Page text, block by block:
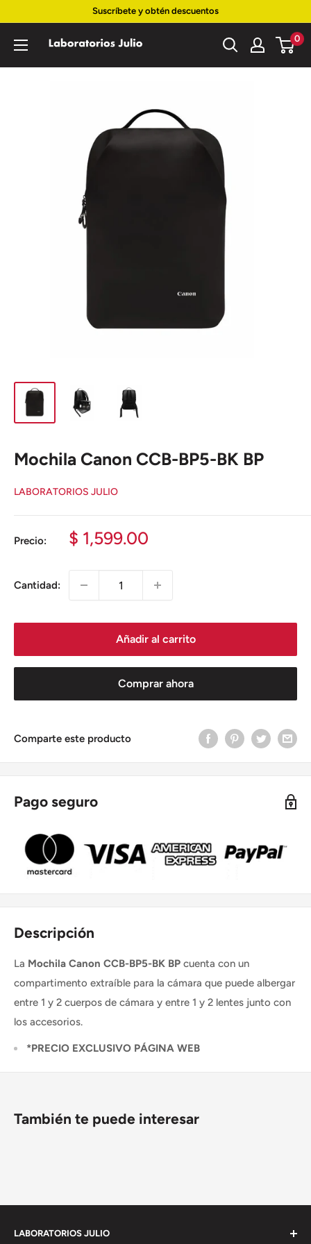
contenido
Suscríbete y obtén descuentos
Laboratorios
0
Mochila Canon CCB-BP5-BK BP
LABORATORIOS JULIO
Precio:
Precio
$ 1,599.00
Cantidad:
Añadir al carrito
Comprar ahora
Comparte este producto
Pago seguro
Descripción
La Mochila Canon CCB-BP5-BK BP cuenta con un
compartimento extraíble para la cámara que puede albergar
entre 1 y 2 cuerpos de cámara y entre 1 y 2 lentes junto con
los accesorios.
*PRECIO EXCLUSIVO PÁGINA WEB
También te puede interesar
LABORATORIOS JULIO